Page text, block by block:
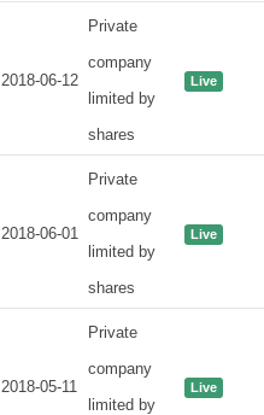
2018-06-12
Private
company
limited by
shares
Live
2018-06-01
Private
company
limited by
shares
Live
2018-05-11
Private
company
limited by
Live